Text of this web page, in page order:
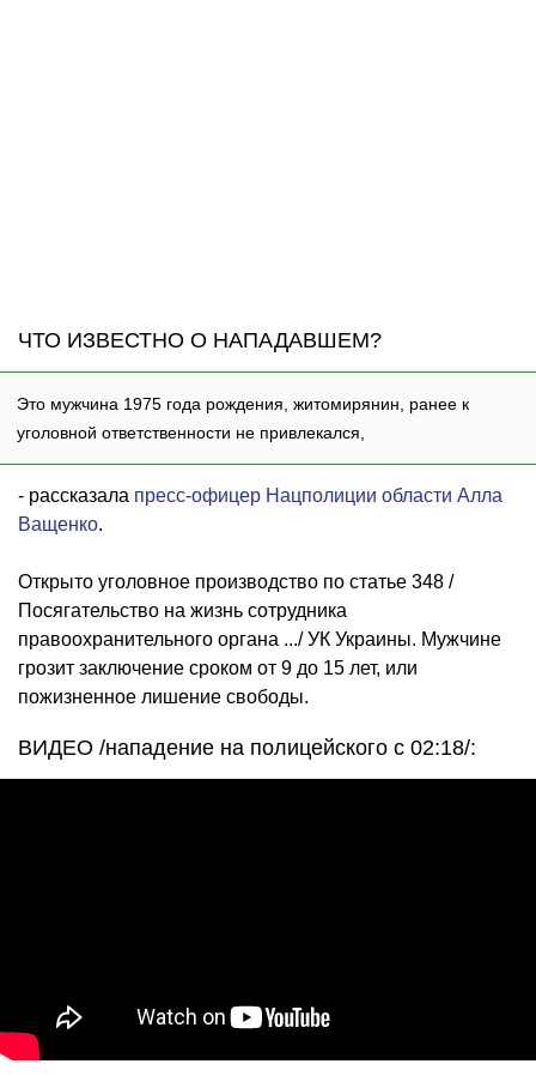
ЧТО ИЗВЕСТНО О НАПАДАВШЕМ?
Это мужчина 1975 года рождения, житомирянин, ранее к
уголовной ответственности не привлекался,
- рассказала пресс-офицер Нацполиции области Алла
Ващенко.
Открыто уголовное производство по статье 348 /
Посягательство на жизнь сотрудника
правоохранительного органа .../ УК Украины. Мужчине
грозит заключение сроком от 9 до 15 лет, или
пожизненное лишение свободы.
ВИДЕО /нападение на полицейского с 02:18/: